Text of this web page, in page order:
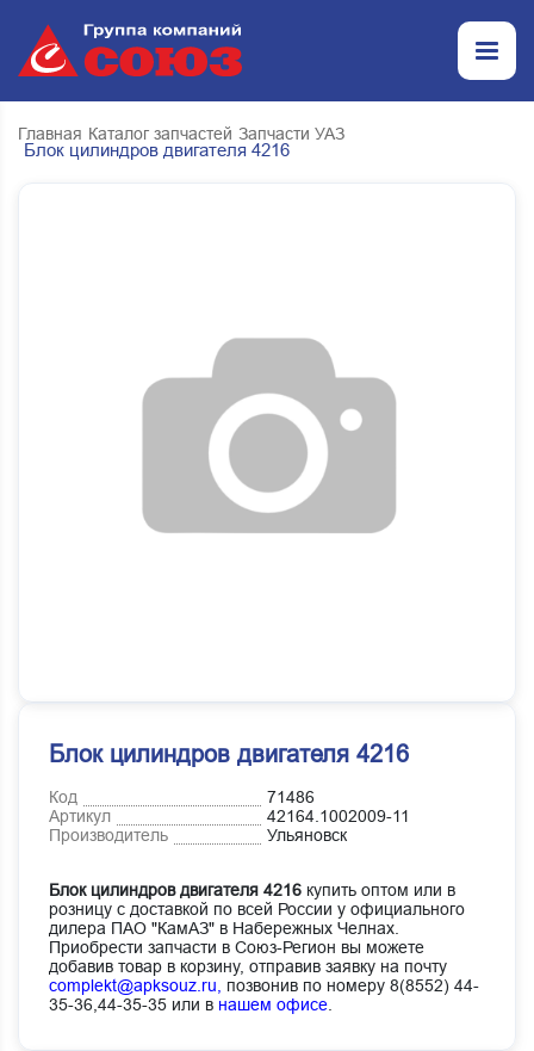
Главная Каталог запчастей Запчасти УАЗ
Блок цилиндров двигателя 4216
Блок цилиндров двигателя 4216
Код
71486
Артикул
42164.1002009-11
Производитель
Ульяновск
Блок цилиндров двигателя 4216 купить оптом или в
розницу с доставкой по всей России у официального
дилера ПАО "КамАЗ" в Набережных Челнах.
Приобрести запчасти в Союз-Регион вы можете
добавив товар в корзину, отправив заявку на почту
complekt@apksouz.ru,
позвонив по номеру 8(8552) 44-
35-36,44-35-35 или в нашем офисе